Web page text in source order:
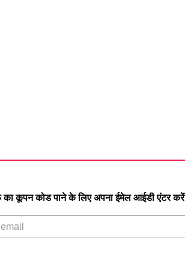
कूपन कोड पाने के लिए अपना ईमेल आईडी एंटर करें